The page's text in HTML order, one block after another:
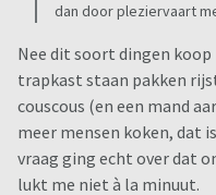
dan door pleziervaart
Nee dit soort dingen
trapkast staan pakken
couscous (en een mand
meer mensen koken, dat
vraag ging echt over dat
lukt me niet à la minuut.